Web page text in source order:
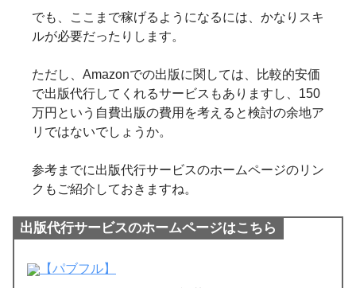
でも、ここまで稼げるようになるには、かなりスキ
ルが必要だったりします。
ただし、Amazonでの出版に関しては、比較的安価
で出版代行してくれるサービスもありますし、150
万円という自費出版の費用を考えると検討の余地ア
リではないでしょうか。
参考までに出版代行サービスのホームページのリン
クもご紹介しておきますね。
出版代行サービスのホームページはこちら
【パブフル】